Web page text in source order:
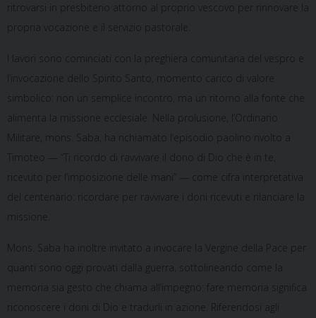
ritrovarsi in presbiterio attorno al proprio vescovo per rinnovare la
propria vocazione e il servizio pastorale.
I lavori sono cominciati con la preghiera comunitaria del vespro e
l’invocazione dello Spirito Santo, momento carico di valore
simbolico: non un semplice incontro, ma un ritorno alla fonte che
alimenta la missione ecclesiale. Nella prolusione, l’Ordinario
Militare, mons. Saba, ha richiamato l’episodio paolino rivolto a
Timoteo — “Ti ricordo di ravvivare il dono di Dio che è in te,
ricevuto per l’imposizione delle mani” — come cifra interpretativa
del centenario: ricordare per ravvivare i doni ricevuti e rilanciare la
missione.
Mons. Saba ha inoltre invitato a invocare la Vergine della Pace per
quanti sono oggi provati dalla guerra, sottolineando come la
memoria sia gesto che chiama all’impegno: fare memoria significa
riconoscere i doni di Dio e tradurli in azione. Riferendosi agli